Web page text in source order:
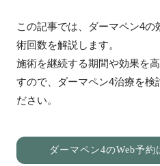
この記事では、ダーマペン4
術回数を解説します。
施術を継続する期間や効果を
すので、ダーマペン4治療を検
ださい。
ダーマペン4のWeb予約